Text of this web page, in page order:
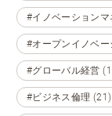
#イノベーション
#オープンイノベ
#グローバル経営
#ビジネス倫理 (21)